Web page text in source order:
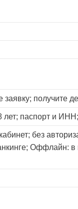
получите
лет; паспорт и
без
Оффлайн: в